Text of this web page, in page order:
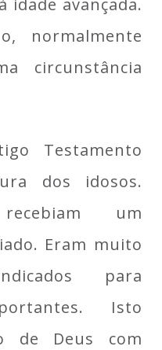
normalmente
circunstância
Testamento
dos idosos.
um
Eram muito
para
Isto
de Deus com